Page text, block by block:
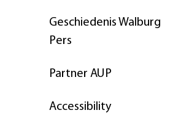
Geschiedenis Walburg
Pers
Partner AUP
Accessibility